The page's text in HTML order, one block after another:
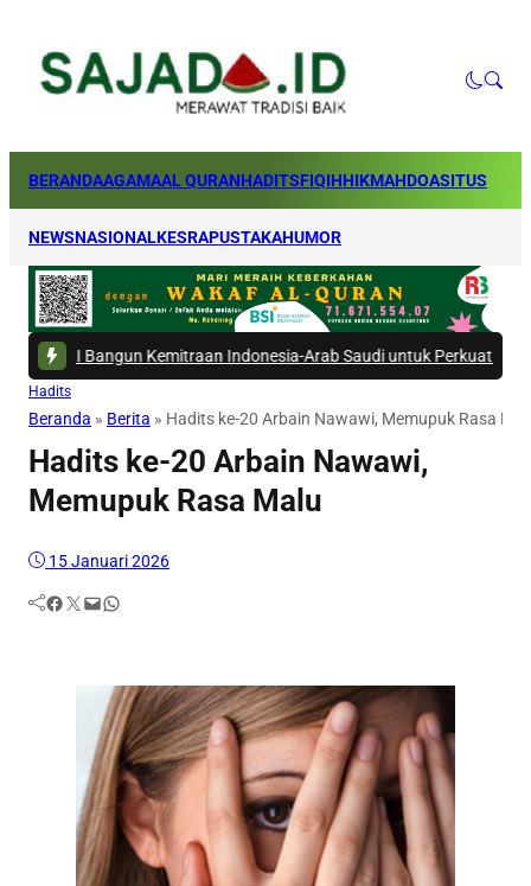
BERANDAAGAMAAL QURANHADITSFIQIHHIKMAHDOASITUS
NEWSNASIONALKESRAPUSTAKAHUMOR
Kemitraan Indonesia-Arab Saudi untuk Perkuat Ekosistem Haji|#5 -
Hadits
Beranda » Berita » Hadits ke-20 Arbain Nawawi, Memupuk Rasa
Hadits ke-20 Arbain Nawawi,
Memupuk Rasa Malu
15 Januari 2026
Facebook Twitter Mail WhatsApp